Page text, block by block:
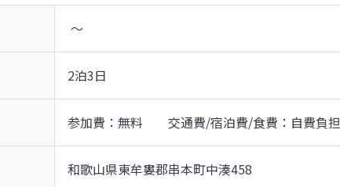
〜
2泊3日
参加費：無料　　交通費/宿泊費/食費：自費負担
和歌山県東牟婁郡串本町中湊458